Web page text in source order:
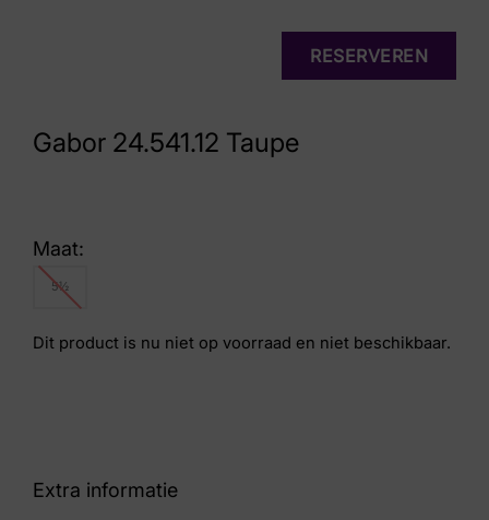
Gabor 24.541.12 Taupe
RESERVEREN
Maat:
5½
Dit product is nu niet op voorraad en niet beschikbaar.
Extra informatie